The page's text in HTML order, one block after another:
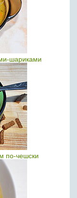
шариками
по-чешски